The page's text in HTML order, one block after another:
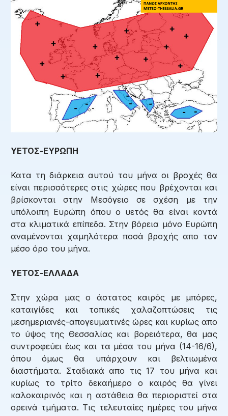
ΥΕΤΟΣ-ΕΥΡΩΠΗ
Κατα τη διάρκεια αυτού του μήνα οι βροχές θα
είναι περισσότερες στις χώρες που βρέχονται και
βρίσκονται στην Μεσόγειο σε σχέση με την
υπόλοιπη Ευρώπη όπου ο υετός θα είναι κοντά
στα κλιματικά επίπεδα. Στην βόρεια μόνο Ευρώπη
αναμένονται χαμηλότερα ποσά βροχής απο τον
μέσο όρο του μήνα.
ΥΕΤΟΣ-ΕΛΛΑΔΑ
Στην χώρα μας ο άστατος καιρός με μπόρες,
καταιγίδες και τοπικές χαλαζοπτώσεις τις
μεσημεριανές-απογευματινές ώρες και κυρίως απο
το ύψος της Θεσσαλίας και βορειότερα, θα μας
συντροφεύει έως και τα μέσα του μήνα (14-16/6),
όπου όμως θα υπάρχουν και βελτιωμένα
διαστήματα. Σταδιακά απο τις 17 του μήνα και
κυρίως το τρίτο δεκαήμερο ο καιρός θα γίνει
καλοκαιρινός και η αστάθεια θα περιοριστεί στα
ορεινά τμήματα. Τις τελευταίες ημέρες του μήνα